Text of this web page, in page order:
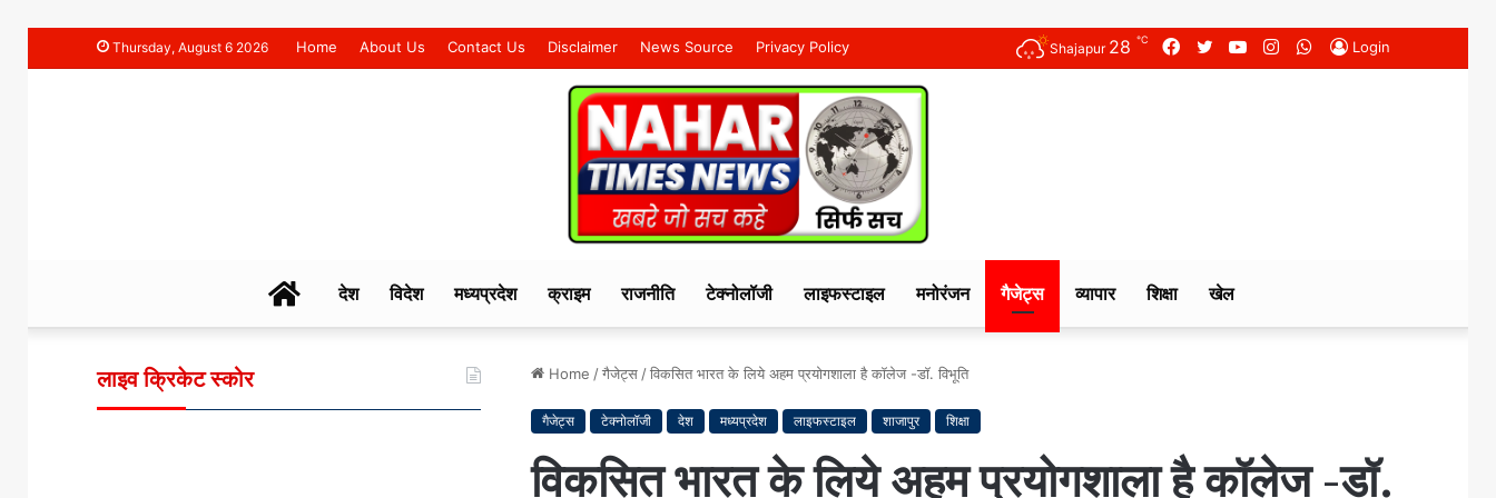
Thursday, August 6 2026 Home About Us Contact Us Disclaimer News Source Privacy Policy Login
WhatsApp
Instagram
YouTube
Twitter
Facebook
Shajapur 28 ℃
NAHAR
देश विदेश मध्यप्रदेश क्राइम राजनीति टेक्नोलॉजी लाइफस्टाइल मनोरंजन गैजेट्स व्यापार शिक्षा खेल
Home /गैजेट्स /विकसित भारत के लिये अहम प्रयोगशाला है कॉलेज -डॉ. विभूति
गैजेट्स टेक्नोलॉजी देश मध्यप्रदेश लाइफस्टाइल शाजापुर शिक्षा
विकसित भारत के लिये अहम प्रयोगशाला है कॉलेज -डॉ.
लाइव क्रिकेट स्कोर